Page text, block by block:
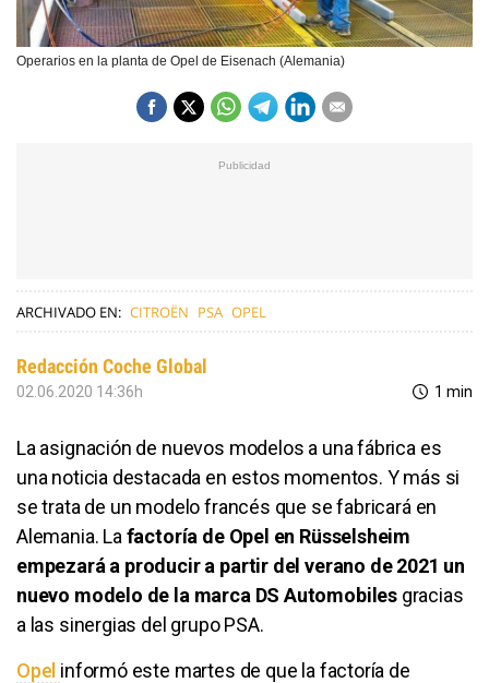
Operarios en la planta de Opel de Eisenach (Alemania)
ARCHIVADO EN: CITROËN PSA OPEL
Redacción Coche Global
02.06.2020 14:36h 1 min
La asignación de nuevos modelos a una fábrica es
una noticia destacada en estos momentos. Y más si
se trata de un modelo francés que se fabricará en
Alemania. La factoría de Opel en Rüsselsheim
empezará a producir a partir del verano de 2021 un
nuevo modelo de la marca DS Automobilesgracias
a las sinergias del grupo PSA.
Opel informó este martes de que la factoría de